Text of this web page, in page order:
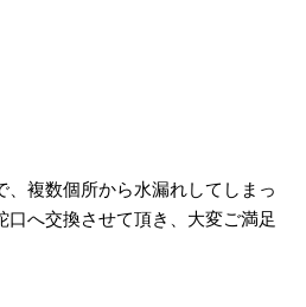
、複数個所から水漏れしてしまっ
口へ交換させて頂き、大変ご満足